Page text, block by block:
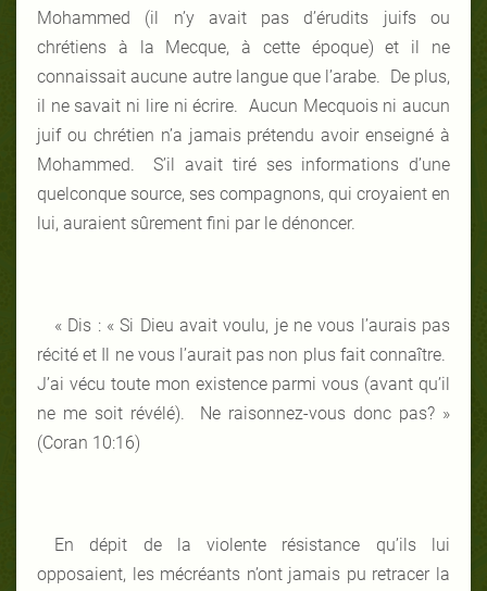
Mohammed (il n’y avait pas d’érudits juifs ou
chrétiens à la Mecque, à cette époque) et il ne
connaissait aucune autre langue que l’arabe. De plus,
il ne savait ni lire ni écrire. Aucun Mecquois ni aucun
juif ou chrétien n’a jamais prétendu avoir enseigné à
Mohammed. S’il avait tiré ses informations d’une
quelconque source, ses compagnons, qui croyaient en
lui, auraient sûrement fini par le dénoncer.
« Dis : « Si Dieu avait voulu, je ne vous l’aurais pas
récité et Il ne vous l’aurait pas non plus fait connaître.
J’ai vécu toute mon existence parmi vous (avant qu’il
ne me soit révélé). Ne raisonnez-vous donc pas? »
(Coran 10:16)
En dépit de la violente résistance qu’ils lui
opposaient, les mécréants n’ont jamais pu retracer la